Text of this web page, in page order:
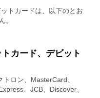
トカードは、以下のとお
。
カード、デビット
ロン、MasterCard、
、JCB、Discover、